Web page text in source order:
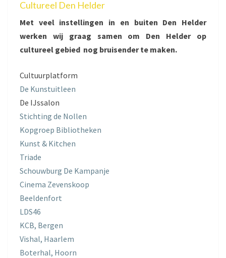
Cultureel Den Helder
Met veel instellingen in en buiten Den Helder
werken wij graag samen om Den Helder op
cultureel gebied nog bruisender te maken.
Cultuurplatform
De Kunstuitleen
De IJssalon
Stichting de Nollen
Kopgroep Bibliotheken
Kunst & Kitchen
Triade
Schouwburg De Kampanje
Cinema Zevenskoop
Beeldenfort
LDS46
KCB, Bergen
Vishal, Haarlem
Boterhal, Hoorn